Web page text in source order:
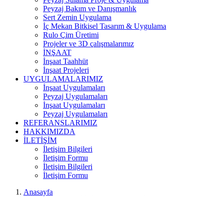
Peyzaj Bakım ve Danışmanlık
Sert Zemin Uygulama
İç Mekan Bitkisel Tasarım & Uygulama
Rulo Çim Üretimi
Projeler ve 3D çalışmalarımız
İNŞAAT
İnşaat Taahhüt
İnşaat Projeleri
UYGULAMALARIMIZ
İnşaat Uygulamaları
Peyzaj Uygulamaları
İnşaat Uygulamaları
Peyzaj Uygulamaları
REFERANSLARIMIZ
HAKKIMIZDA
İLETİŞİM
İletişim Bilgileri
İletişim Formu
İletişim Bilgileri
İletişim Formu
Anasayfa